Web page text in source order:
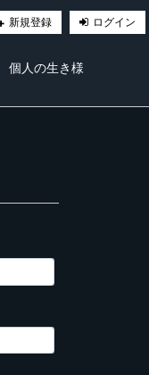
新規登録 ログイン
個人の生き様